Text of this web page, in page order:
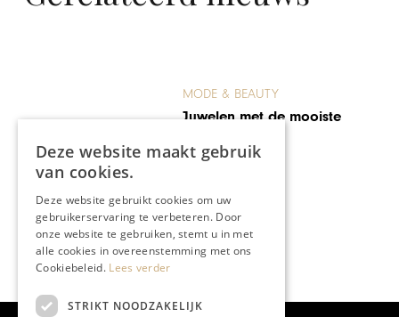
MODE & BEAUTY
Juwelen met de mooiste
Deze website maakt gebruik
van cookies.
Deze website gebruikt cookies om uw
gebruikerservaring te verbeteren. Door
onze website te gebruiken, stemt u in met
alle cookies in overeenstemming met ons
Cookiebeleid. Lees verder
STRIKT NOODZAKELIJK